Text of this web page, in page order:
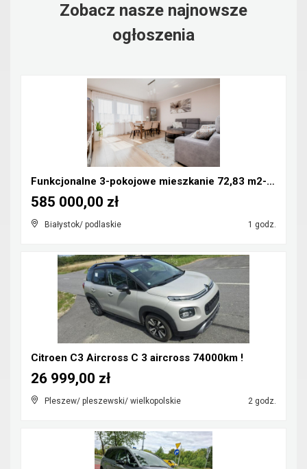
Zobacz nasze najnowsze
ogłoszenia
Funkcjonalne 3-pokojowe mieszkanie 72,83 m2- Nowe
Białystok/ podlaskie 1 godz.
585 000,00 zł
Citroen C3 Aircross C 3 aircross 74000km !
Pleszew/ pleszewski/ wielkopolskie 2 godz.
26 999,00 zł